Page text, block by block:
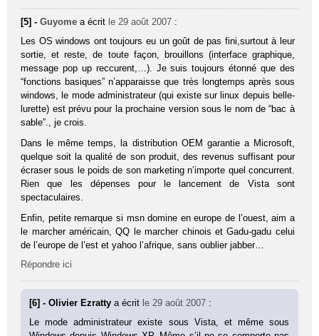
[5] -Guyome a écrit le 29 août 2007 :
Les OS windows ont toujours eu un goût de pas fini,surtout à leur
sortie, et reste, de toute façon, brouillons (interface graphique,
message pop up reccurent,…). Je suis toujours étonné que des
“fonctions basiques” n’apparaisse que très longtemps après sous
windows, le mode administrateur (qui existe sur linux depuis belle-
lurette) est prévu pour la prochaine version sous le nom de “bac à
sable”., je crois.
Dans le même temps, la distribution OEM garantie a Microsoft,
quelque soit la qualité de son produit, des revenus suffisant pour
écraser sous le poids de son marketing n’importe quel concurrent.
Rien que les dépenses pour le lancement de Vista sont
spectaculaires.
Enfin, petite remarque si msn domine en europe de l’ouest, aim a
le marcher américain, QQ le marcher chinois et Gadu-gadu celui
de l’europe de l’est et yahoo l’afrique, sans oublier jabber…
Répondre ici
[6] - Olivier Ezrattya écrit le 29 août 2007 :
Le mode administrateur existe sous Vista, et même sous